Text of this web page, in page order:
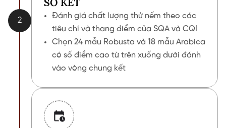
2
Đánh giá chất lượng thử nếm theo các
tiêu chí và thang điểm của SQA và CQI
Chọn 24 mẫu Robusta và 18 mẫu Arabica
có số điểm cao từ trên xuống dưới đánh
vào vòng chung kết